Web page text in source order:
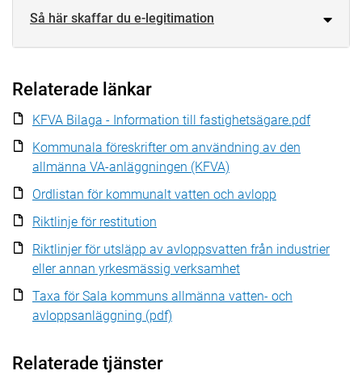
Så här skaffar du e-legitimation
Relaterade länkar
KFVA Bilaga - Information till fastighetsägare.pdf
Kommunala föreskrifter om användning av den
allmänna VA-anläggningen (KFVA)
Ordlistan för kommunalt vatten och avlopp
Riktlinje för restitution
Riktlinjer för utsläpp av avloppsvatten från industrier
eller annan yrkesmässig verksamhet
Taxa för Sala kommuns allmänna vatten- och
avloppsanläggning (pdf)
Relaterade tjänster